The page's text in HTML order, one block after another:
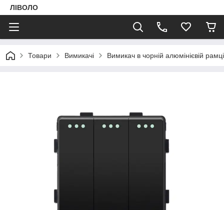
ЛІВОЛО
Товари Вимикачі Вимикач в чорній алюмінієвій